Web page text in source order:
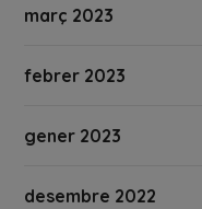
març 2023
febrer 2023
gener 2023
desembre 2022